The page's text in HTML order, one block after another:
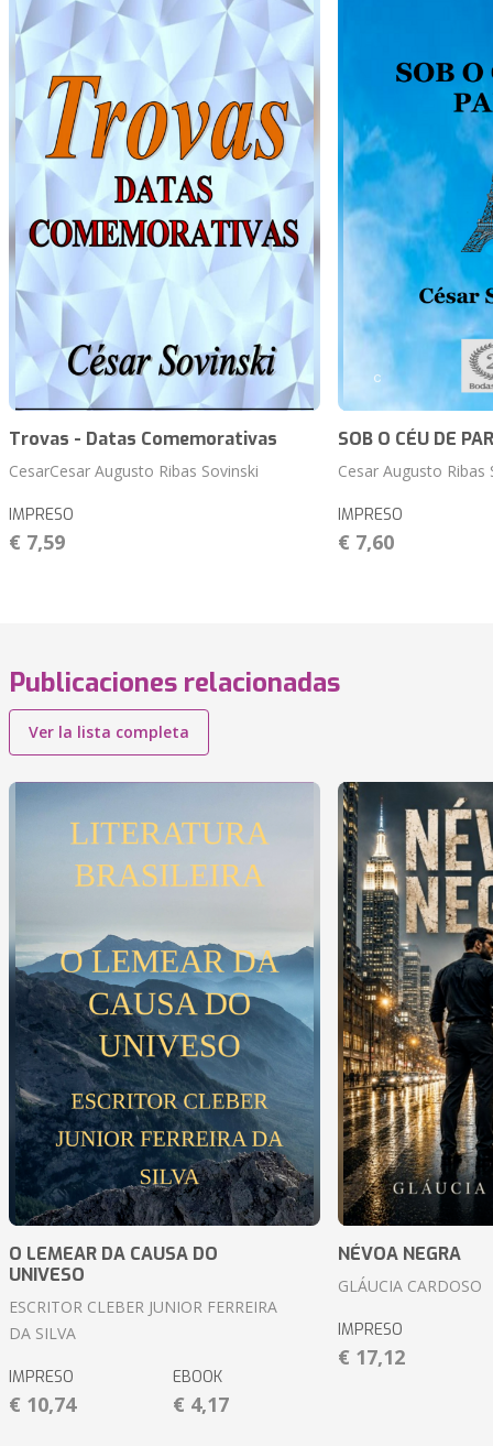
Trovas - Datas Comemorativas
CesarCesar Augusto Ribas Sovinski
IMPRESO
€ 7,59
SOB O CÉU DE
Cesar Augusto Ribas
IMPRESO
€ 7,60
Publicaciones relacionadas
Ver la lista completa
O LEMEAR DA CAUSA DO
UNIVESO
ESCRITOR CLEBER JUNIOR FERREIRA
DA SILVA
IMPRESO
€ 10,74
EBOOK
€ 4,17
NÉVOA NEGRA
GLÁUCIA CARDOSO
IMPRESO
€ 17,12